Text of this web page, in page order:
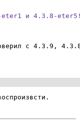
eter1 и 4.3.8-
с 4.3.9, 4.3.8